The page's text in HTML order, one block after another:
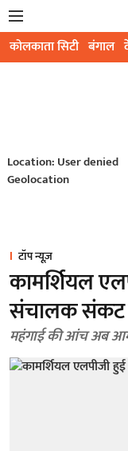
कोलकाता सिटी बंगाल
Location: User denied
Geolocation
टॉप न्यूज़
कामर्शियल
संचालक
महंगाई की आंच अब